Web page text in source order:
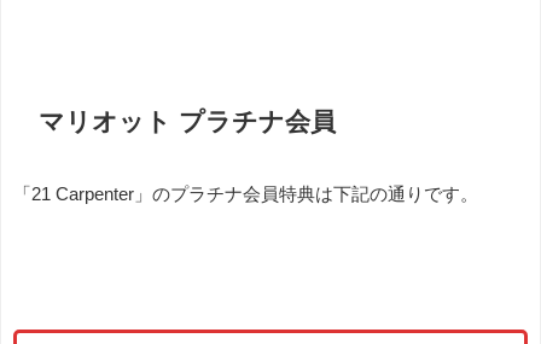
マリオット プラチナ会員
「21 Carpenter」のプラチナ会員特典は下記の通りです。